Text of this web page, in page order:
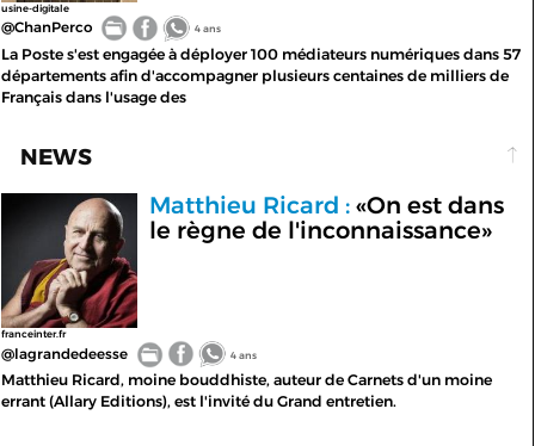
usine-digitale
@ChanPerco 4 ans
La Poste s'est engagée à déployer 100 médiateurs numériques dans 57
départements afin d'accompagner plusieurs centaines de milliers de
Français dans l'usage des
NEWS
franceinter.fr
Matthieu Ricard :«On est dans
le règne de l'inconnaissance»
@lagrandedeesse 4 ans
Matthieu Ricard, moine bouddhiste, auteur de Carnets d'un moine
errant (Allary Editions), est l'invité du Grand entretien.